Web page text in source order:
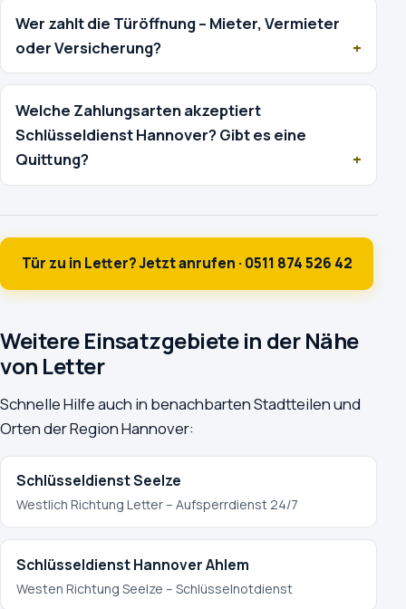
Wer zahlt die Türöffnung – Mieter, Vermieter
oder Versicherung?
Welche Zahlungsarten akzeptiert
Schlüsseldienst Hannover? Gibt es eine
Quittung?
Tür zu in Letter? Jetzt anrufen · 0511 874 526 42
Weitere Einsatzgebiete in der Nähe
von Letter
Schnelle Hilfe auch in benachbarten Stadtteilen und
Orten der Region Hannover:
Schlüsseldienst Seelze
Westlich Richtung Letter – Aufsperrdienst 24/7
Schlüsseldienst Hannover Ahlem
Westen Richtung Seelze – Schlüsselnotdienst